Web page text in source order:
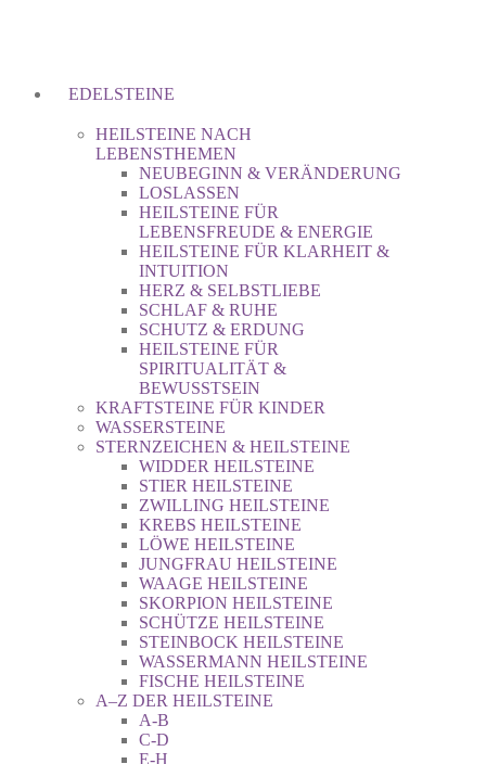
EDELSTEINE
HEILSTEINE NACH
LEBENSTHEMEN
NEUBEGINN & VERÄNDERUNG
LOSLASSEN
HEILSTEINE FÜR
LEBENSFREUDE & ENERGIE
HEILSTEINE FÜR KLARHEIT &
INTUITION
HERZ & SELBSTLIEBE
SCHLAF & RUHE
SCHUTZ & ERDUNG
HEILSTEINE FÜR
SPIRITUALITÄT &
BEWUSSTSEIN
KRAFTSTEINE FÜR KINDER
WASSERSTEINE
STERNZEICHEN & HEILSTEINE
WIDDER HEILSTEINE
STIER HEILSTEINE
ZWILLING HEILSTEINE
KREBS HEILSTEINE
LÖWE HEILSTEINE
JUNGFRAU HEILSTEINE
WAAGE HEILSTEINE
SKORPION HEILSTEINE
SCHÜTZE HEILSTEINE
STEINBOCK HEILSTEINE
WASSERMANN HEILSTEINE
FISCHE HEILSTEINE
A–Z DER HEILSTEINE
A-B
C-D
E-H